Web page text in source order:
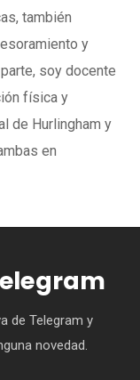
también
y
soy docente
física y
de Hurlingham y
en
de Telegram y
novedad.